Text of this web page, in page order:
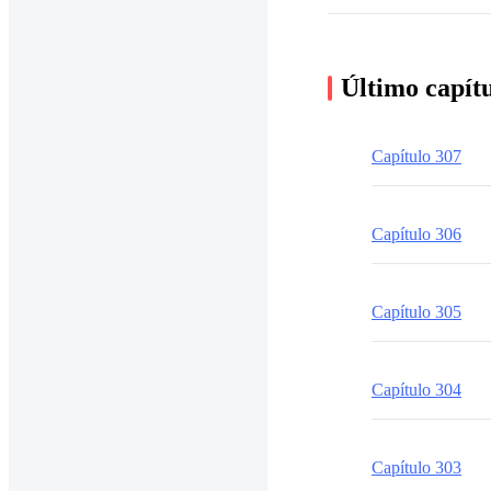
Último
Capítulo 307
Capítulo 306
Capítulo 305
Capítulo 304
Capítulo 303